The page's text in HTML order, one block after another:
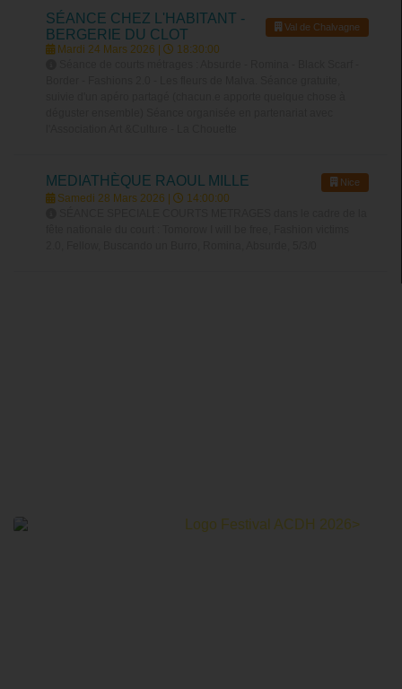
SÉANCE CHEZ L'HABITANT -
BERGERIE DU CLOT
Val de Chalvagne
Mardi 24 Mars 2026 |
18:30:00
MEDIATHÈQUE RAOUL MILLE Nice
Samedi 28 Mars 2026 |
14:00:00